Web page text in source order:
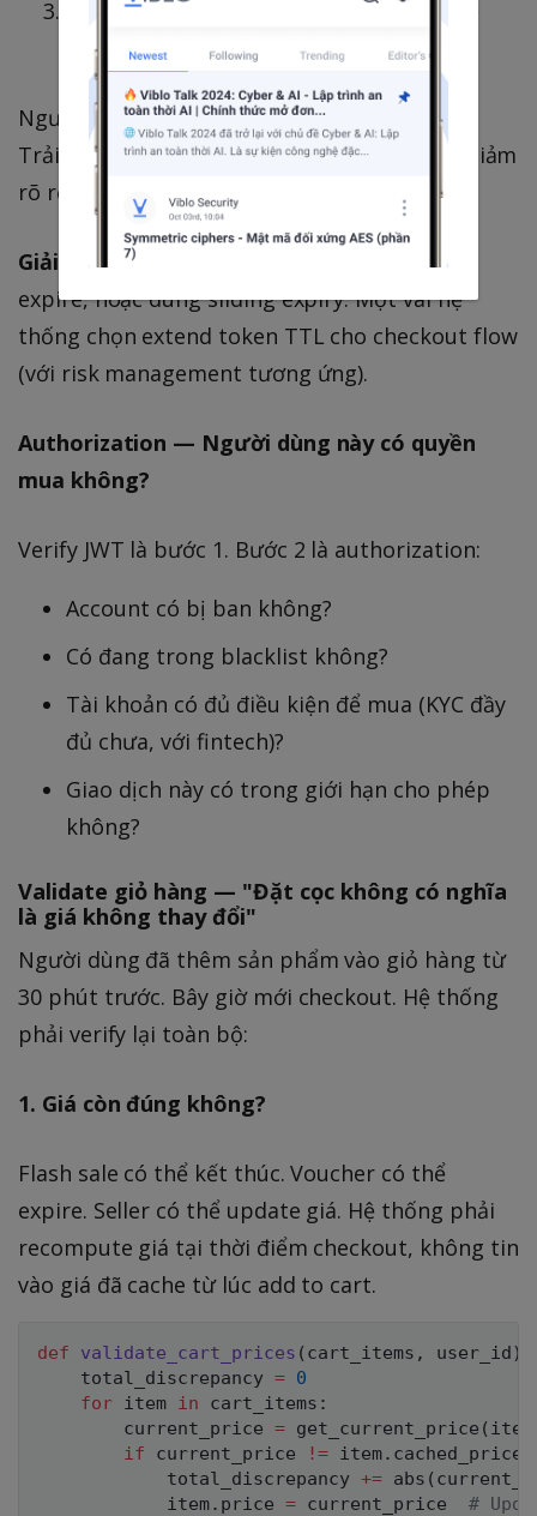
Bấm "Thanh toán" → Token đã expire →
401 Unauthorized
Người dùng bị đá ra ngoàingay lúc
checkout.
Trải nghiệm tệ hại. Chuyển tỷ lệ chuyển đổi giảm
rõ rệt.
Giải pháp : Refresh token silently trước khi
expire, hoặc dùng sliding expiry. Một vài hệ
thống chọn extend token TTL cho checkout flow
(với risk management tương ứng).
Authorization — Người dùng này có quyền
mua không?
Verify JWT là bước 1. Bước 2 là authorization:
Account có bị ban không?
Có đang trong blacklist không?
Tài khoản có đủ điều kiện để mua (KYC đầy
đủ chưa, với fintech)?
Giao dịch này có trong giới hạn cho phép
không?
Validate giỏ hàng — "Đặt cọc không có nghĩa
là giá không thay đổi"
Người dùng đã thêm sản phẩm vào giỏ hàng từ
30 phút trước. Bây giờ mới checkout. Hệ thống
phải verify lại toàn bộ:
1. Giá còn đúng không?
Flash sale có thể kết thúc. Voucher có thể
expire. Seller có thể update giá. Hệ thống phải
recompute giá tại thời điểm checkout, không tin
vào giá đã cache từ lúc add to cart.
def validate_cart_prices ( cart_items , user_id )
    total_discrepancy
= 0
for item in cart_items :
        current_price
= get_current_price ( item
if current_price != item. cached_price
            total_discrepancy
+= abs (
            item
. price = current_price #